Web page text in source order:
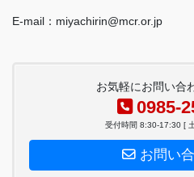
E-mail：miyachirin@mcr.or.jp
お気軽にお問い合
0985-
受付時間 8:30-17:30 [
お問い